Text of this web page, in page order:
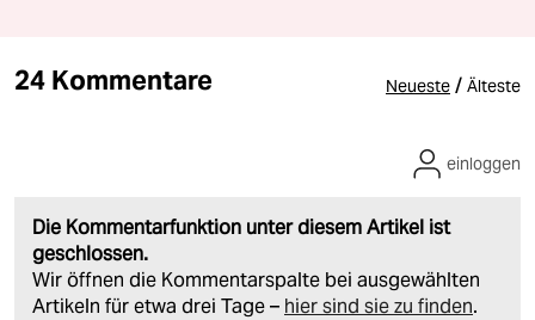
24 Kommentare Neueste / Älteste
Die Kommentarfunktion unter diesem Artikel ist
geschlossen.
Wir öffnen die Kommentarspalte bei ausgewählten
Artikeln für etwa drei Tage – hier sind sie zu finden.
einloggen